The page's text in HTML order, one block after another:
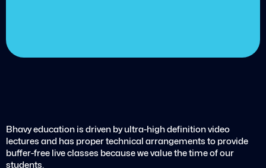
Bhavy education is driven by ultra-high definition video
lectures and has proper technical arrangements to provide
buffer-free live classes because we value the time of our
students.